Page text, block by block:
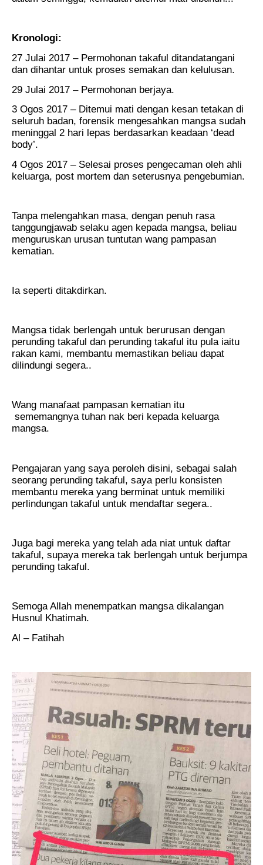
Kronologi:
27 Julai 2017 – Permohonan takaful ditandatangani
dan dihantar untuk proses semakan dan kelulusan.
29 Julai 2017 – Permohonan berjaya.
3 Ogos 2017 – Ditemui mati dengan kesan tetakan di
seluruh badan, forensik mengesahkan mangsa sudah
meninggal 2 hari lepas berdasarkan keadaan ‘dead
body’.
4 Ogos 2017 – Selesai proses pengecaman oleh ahli
keluarga, post mortem dan seterusnya pengebumian.
Tanpa melengahkan masa, dengan penuh rasa
tanggungjawab selaku agen kepada mangsa, beliau
menguruskan urusan tuntutan wang pampasan
kematian.
Ia seperti ditakdirkan.
Mangsa tidak berlengah untuk berurusan dengan
perunding takaful dan perunding takaful itu pula iaitu
rakan kami, membantu memastikan beliau dapat
dilindungi segera..
Wang manafaat pampasan kematian itu
sememangnya tuhan nak beri kepada keluarga
mangsa.
Pengajaran yang saya peroleh disini, sebagai salah
seorang perunding takaful, saya perlu konsisten
membantu mereka yang berminat untuk memiliki
perlindungan takaful untuk mendaftar segera..
Juga bagi mereka yang telah ada niat untuk daftar
takaful, supaya mereka tak berlengah untuk berjumpa
perunding takaful.
Semoga Allah menempatkan mangsa dikalangan
Husnul Khatimah.
Al – Fatihah